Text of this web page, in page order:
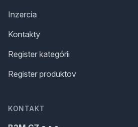
Inzercia
Kontakty
Register kategórii
Register produktov
KONTAKT